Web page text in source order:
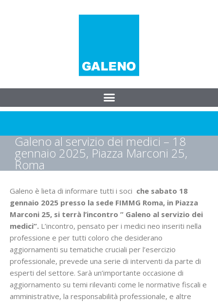
Galeno al servizio dei medici – 18
gennaio 2025, Piazza Marconi 25,
Roma
Galeno è lieta di informare tutti i soci che sabato 18
gennaio 2025 presso la sede FIMMG Roma, in Piazza
Marconi 25, si terrà l’incontro ” Galeno al servizio dei
medici”. L’incontro, pensato per i medici neo inseriti nella
professione e per tutti coloro che desiderano
aggiornamenti su tematiche cruciali per l’esercizio
professionale, prevede una serie di interventi da parte di
esperti del settore. Sarà un’importante occasione di
aggiornamento su temi rilevanti come le normative fiscali e
amministrative, la responsabilità professionale, e altre